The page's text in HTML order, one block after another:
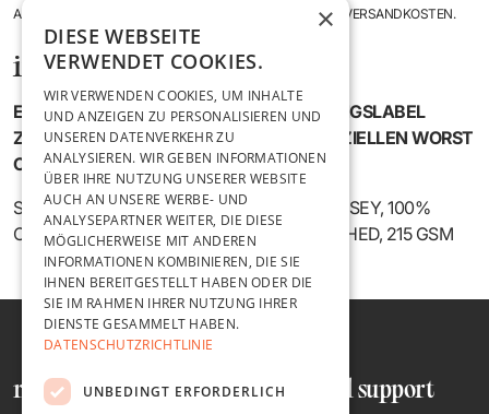
ANGEZEIGTE PREISE INKL. DER GESETZL. MWST., ZZGL. VERSANDKOSTEN.
information
ENDLICH KÖNNT IHR ALLEN EUER LIEBLINGSLABEL
ZEIGEN! DAS ERSTE SHIRT MIT DEM OFFIZIELLEN WORST
CASE BAND RECORDS LOGO❤️
SHELL: LOCKER GESTRICKTER SINGLEJERSEY, 100%
COTTON - ORGANIC CARDED, PANEL WASHED, 215 GSM
recht und ordnung hilfe und support
×
DIESE WEBSEITE
VERWENDET COOKIES.
WIR VERWENDEN COOKIES, UM INHALTE
UND ANZEIGEN ZU PERSONALISIEREN UND
UNSEREN DATENVERKEHR ZU
ANALYSIEREN. WIR GEBEN INFORMATIONEN
ÜBER IHRE NUTZUNG UNSERER WEBSITE
AUCH AN UNSERE WERBE- UND
ANALYSEPARTNER WEITER, DIE DIESE
MÖGLICHERWEISE MIT ANDEREN
INFORMATIONEN KOMBINIEREN, DIE SIE
IHNEN BEREITGESTELLT HABEN ODER DIE
SIE IM RAHMEN IHRER NUTZUNG IHRER
DIENSTE GESAMMELT HABEN.
DATENSCHUTZRICHTLINIE
UNBEDINGT ERFORDERLICH